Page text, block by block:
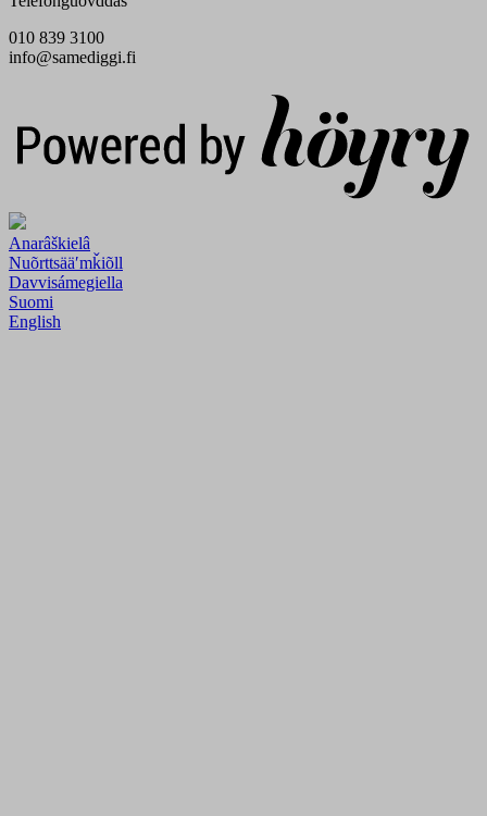
010 839 3100
info@samediggi.fi
Anarâškielâ
Nuõrttsääʹmǩiõll
Davvisámegiella
Suomi
English